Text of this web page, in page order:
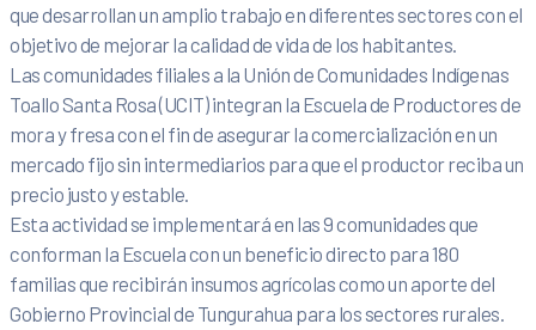
que desarrollan un amplio trabajo en diferentes sectores con el
objetivo de mejorar la calidad de vida de los habitantes.
Las comunidades filiales a la Unión de Comunidades Indígenas
Toallo Santa Rosa (UCIT) integran la Escuela de Productores de
mora y fresa con el fin de asegurar la comercialización en un
mercado fijo sin intermediarios para que el productor reciba un
precio justo y estable.
Esta actividad se implementará en las 9 comunidades que
conforman la Escuela con un beneficio directo para 180
familias que recibirán insumos agrícolas como un aporte del
Gobierno Provincial de Tungurahua para los sectores rurales.